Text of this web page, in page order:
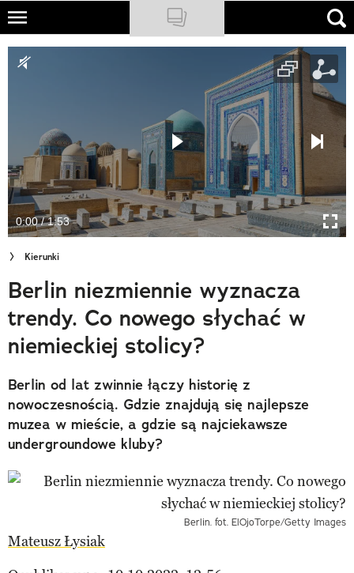
Skip
main
NATIONAL GEOGRAPHIC
Sklep
Newsletter
Cuda Polski
Wielki Konkurs Fotograficzny
Trendbook Podróżniczy
Polecane
0:00 / 1:53
Kierunki
Berlin niezmiennie wyznacza
trendy. Co nowego słychać w
niemieckiej stolicy?
Berlin od lat zwinnie łączy historię z
nowoczesnością. Gdzie znajdują się najlepsze
muzea w mieście, a gdzie są najciekawsze
undergroundowe kluby?
Berlin. fot. ElOjoTorpe/Getty Images
Mateusz Łysiak